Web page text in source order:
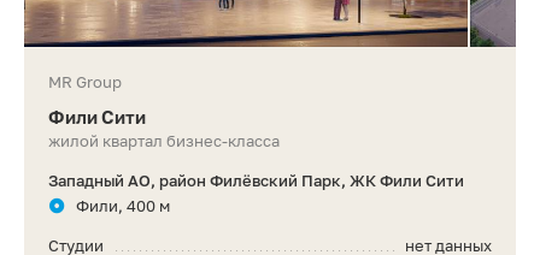
MR Group
Фили Сити
жилой квартал бизнес-класса
Западный АО, район Филёвский Парк, ЖК Фили Сити
Фили, 400 м
нет данных
Студии